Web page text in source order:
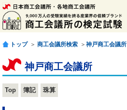
トップ ＞ 商工会議所検索 ＞ 神戸商工会議所
神戸商工会議所
Top 簿記 珠算